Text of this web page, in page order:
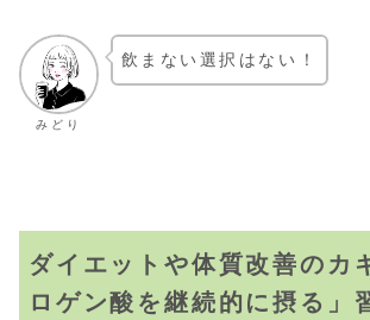
みどり
飲まない選択はない！
ダイエットや体質改善のカ
ロゲン酸を継続的に摂る」